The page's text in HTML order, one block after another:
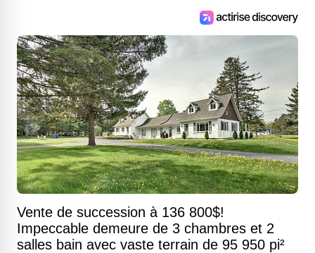
Vente de succession à 136 800$!
Impeccable demeure de 3 chambres et 2
salles bain avec vaste terrain de 95 950 pi²